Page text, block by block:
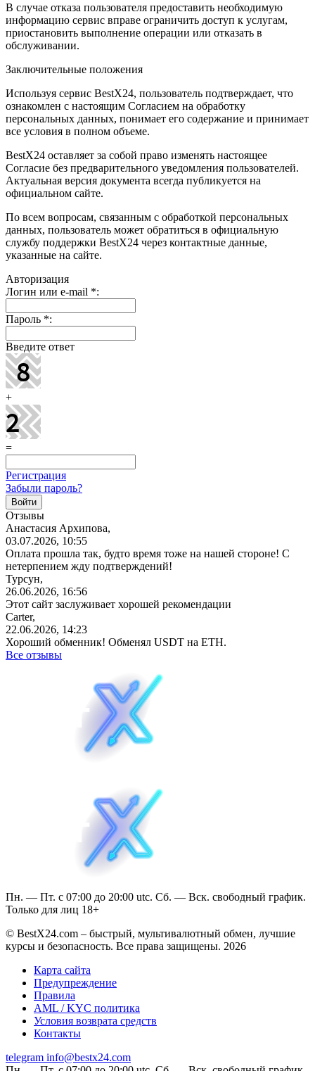
В случае отказа пользователя предоставить необходимую
информацию сервис вправе ограничить доступ к услугам,
приостановить выполнение операции или отказать в
обслуживании.
Заключительные положения
Используя сервис BestX24, пользователь подтверждает, что
ознакомлен с настоящим Согласием на обработку
персональных данных, понимает его содержание и принимает
все условия в полном объеме.
BestX24 оставляет за собой право изменять настоящее
Согласие без предварительного уведомления пользователей.
Актуальная версия документа всегда публикуется на
официальном сайте.
По всем вопросам, связанным с обработкой персональных
данных, пользователь может обратиться в официальную
службу поддержки BestX24 через контактные данные,
указанные на сайте.
Авторизация
Логин или e-mail *:
Пароль *:
Введите ответ
+
=
Регистрация
Забыли пароль?
Отзывы
Анастасия Архипова,
03.07.2026, 10:55
Оплата прошла так, будто время тоже на нашей стороне! С
нетерпением жду подтверждений!
Турсун,
26.06.2026, 16:56
Этот сайт заслуживает хорошей рекомендации
Carter,
22.06.2026, 14:23
Хороший обменник! Обменял USDT на ETH.
Все отзывы
Пн. — Пт. с 07:00 до 20:00 utc. Сб. — Вск. свободный график.
Только для лиц 18+
© BestX24.com – быстрый, мультивалютный обмен, лучшие
курсы и безопасность. Все права защищены. 2026
Карта сайта
Предупреждение
Правила
AML / KYC политика
Условия возврата средств
Контакты
telegram info@bestx24.com